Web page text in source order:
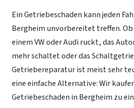
Ein Getriebeschaden kann jeden
Bergheim unvorbereitet treffen. Ob
einem VW oder Audi ruckt, das
mehr schaltet oder das
Getriebereparatur ist meist sehr
eine einfache Alternative: Wir
Getriebeschaden in Bergheim zu